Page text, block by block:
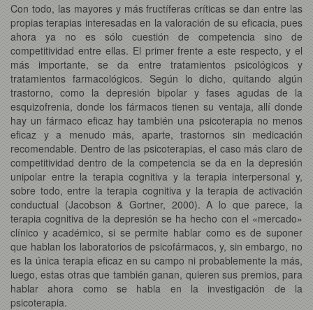
Con todo, las mayores y más fructíferas críticas se dan entre las
propias terapias interesadas en la valoración de su eficacia, pues
ahora ya no es sólo cuestión de competencia sino de
competitividad entre ellas. El primer frente a este respecto, y el
más importante, se da entre tratamientos psicológicos y
tratamientos farmacológicos. Según lo dicho, quitando algún
trastorno, como la depresión bipolar y fases agudas de la
esquizofrenia, donde los fármacos tienen su ventaja, allí donde
hay un fármaco eficaz hay también una psicoterapia no menos
eficaz y a menudo más, aparte, trastornos sin medicación
recomendable. Dentro de las psicoterapias, el caso más claro de
competitividad dentro de la competencia se da en la depresión
unipolar entre la terapia cognitiva y la terapia interpersonal y,
sobre todo, entre la terapia cognitiva y la terapia de activación
conductual (Jacobson & Gortner, 2000). A lo que parece, la
terapia cognitiva de la depresión se ha hecho con el «mercado»
clínico y académico, si se permite hablar como es de suponer
que hablan los laboratorios de psicofármacos, y, sin embargo, no
es la única terapia eficaz en su campo ni probablemente la más,
luego, estas otras que también ganan, quieren sus premios, para
hablar ahora como se habla en la investigación de la
psicoterapia.